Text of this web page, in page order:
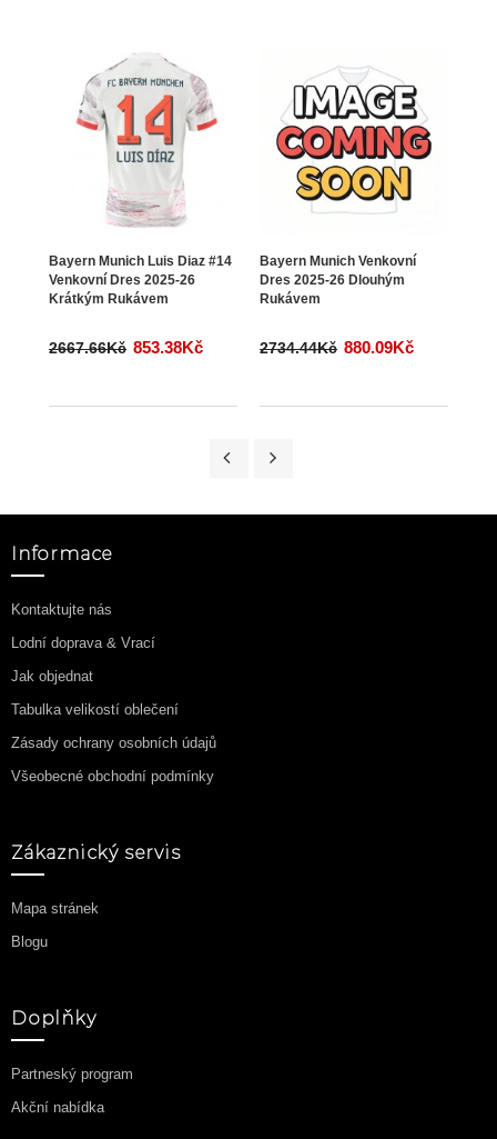
Bayern Munich Luis Diaz #14
Venkovní Dres 2025-26
Krátkým Rukávem
2667.66Kč 853.38Kč
Bayern Munich Venkovní
Dres 2025-26 Dlouhým
Rukávem
2734.44Kč 880.09Kč
Informace
Kontaktujte nás
Lodní doprava & Vrací
Jak objednat
Tabulka velikostí oblečení
Zásady ochrany osobních údajů
Všeobecné obchodní podmínky
Zákaznický servis
Mapa stránek
Blogu
Doplňky
Partneský program
Akční nabídka